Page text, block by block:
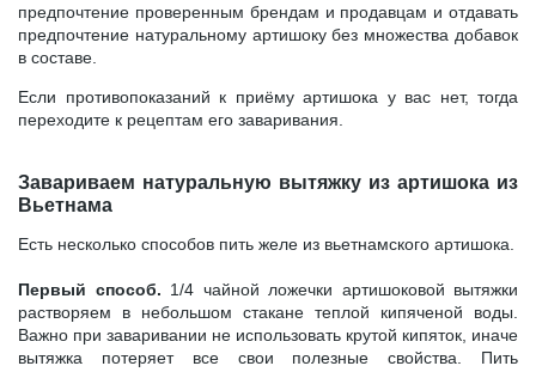
предпочтение проверенным брендам и продавцам и отдавать
предпочтение натуральному артишоку без множества добавок
в составе.
Если противопоказаний к приёму артишока у вас нет, тогда
переходите к рецептам его заваривания.
Завариваем натуральную вытяжку из артишока из
Вьетнама
Есть несколько способов пить желе из вьетнамского артишока.
Первый способ. 1/4 чайной ложечки артишоковой вытяжки
растворяем в небольшом стакане теплой кипяченой воды.
Важно при заваривании не использовать крутой кипяток, иначе
вытяжка потеряет все свои полезные свойства. Пить